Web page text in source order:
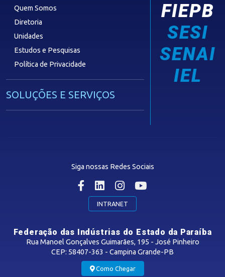
Quem Somos
Diretoria
Unidades
Estudos e Pesquisas
Política de Privacidade
SOLUÇÕES E SERVIÇOS
CONTRIBUIÇÃO SINDICAL
FIEPB
SESI
SENAI
IEL
Siga nossas Redes Sociais
INTRANET
Federação das Indústrias do Estado da Paraíba
Rua Manoel Gonçalves Guimarães, 195 - José Pinheiro
CEP: 58407-363 - Campina Grande-PB
Como Chegar